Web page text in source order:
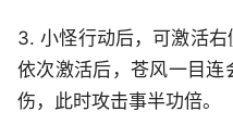
3. 小怪行动后，可激活
依次激活后，苍风一目连
伤，此时攻击事半功倍。